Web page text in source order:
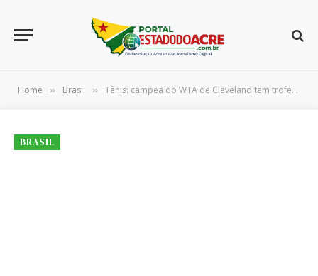
Home » Brasil » Tênis: campeã do WTA de Cleveland tem troféu furtado em hotel
BRASIL